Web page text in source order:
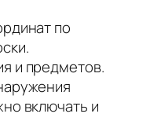
по
и предметов.
включать и